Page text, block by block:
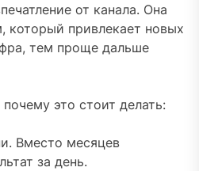
от канала. Она
который привлекает новых
тем проще дальше
это стоит делать:
Вместо месяцев
за день.